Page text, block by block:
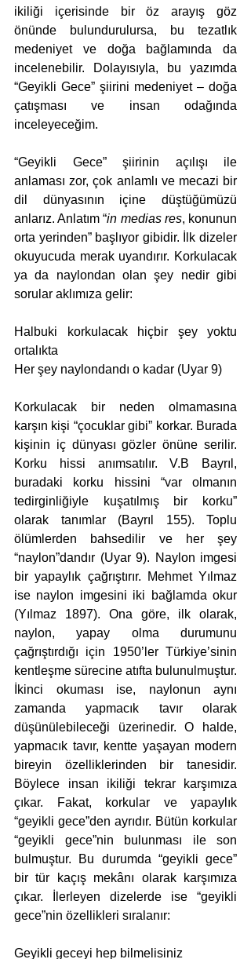
ikiliği içerisinde bir öz arayış göz
önünde bulundurulursa, bu tezatlık
medeniyet ve doğa bağlamında da
incelenebilir. Dolayısıyla, bu yazımda
“Geyikli Gece” şiirini medeniyet – doğa
çatışması ve insan odağında
inceleyeceğim.
“Geyikli Gece” şiirinin açılışı ile
anlaması zor, çok anlamlı ve mecazi bir
dil dünyasının içine düştüğümüzü
anlarız. Anlatım “in medias res, konunun
orta yerinden” başlıyor gibidir. İlk dizeler
okuyucuda merak uyandırır. Korkulacak
ya da naylondan olan şey nedir gibi
sorular aklımıza gelir:
Halbuki korkulacak hiçbir şey yoktu
ortalıkta
Her şey naylondandı o kadar (Uyar 9)
Korkulacak bir neden olmamasına
karşın kişi “çocuklar gibi” korkar. Burada
kişinin iç dünyası gözler önüne serilir.
Korku hissi anımsatılır. V.B Bayrıl,
buradaki korku hissini “var olmanın
tedirginliğiyle kuşatılmış bir korku”
olarak tanımlar (Bayrıl 155). Toplu
ölümlerden bahsedilir ve her şey
“naylon”dandır (Uyar 9). Naylon imgesi
bir yapaylık çağrıştırır. Mehmet Yılmaz
ise naylon imgesini iki bağlamda okur
(Yılmaz 1897). Ona göre, ilk olarak,
naylon, yapay olma durumunu
çağrıştırdığı için 1950’ler Türkiye’sinin
kentleşme sürecine atıfta bulunulmuştur.
İkinci okuması ise, naylonun aynı
zamanda yapmacık tavır olarak
düşünülebileceği üzerinedir. O halde,
yapmacık tavır, kentte yaşayan modern
bireyin özelliklerinden bir tanesidir.
Böylece insan ikiliği tekrar karşımıza
çıkar. Fakat, korkular ve yapaylık
“geyikli gece”den ayrıdır. Bütün korkular
“geyikli gece”nin bulunması ile son
bulmuştur. Bu durumda “geyikli gece”
bir tür kaçış mekânı olarak karşımıza
çıkar. İlerleyen dizelerde ise “geyikli
gece”nin özellikleri sıralanır:
Geyikli geceyi hep bilmelisiniz